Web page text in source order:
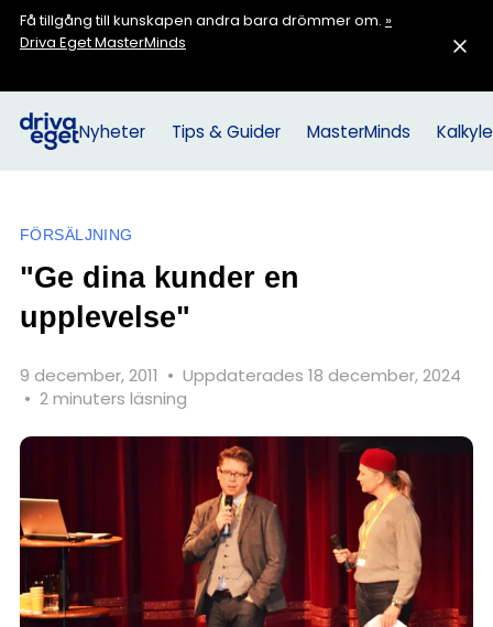
Få tillgång till kunskapen andra bara drömmer om. »
Driva Eget MasterMinds
Nyheter Tips & Guider MasterMinds
FÖRSÄLJNING
"Ge dina kunder en
upplevelse"
9 december, 2011 • Uppdaterades 18 december, 2024
• 2 minuters läsning